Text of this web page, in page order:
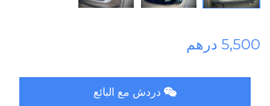
5,500 درهم
دردش مع البائع